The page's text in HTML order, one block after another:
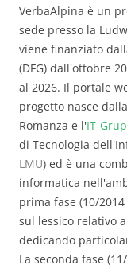
VerbaAlpina è un
sede presso la
viene finanziato
(DFG) dall'ottobre
al 2026. Il portale
progetto nasce
Romanza e l'IT-
di Tecnologia
LMU) ed è una
informatica
prima fase (10/
sul lessico relativo
dedicando
La seconda fase